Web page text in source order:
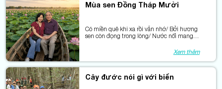
Mùa sen Đồng Tháp Mười
Có miền quê khi xa rồi vẫn nhớ/ Bởi hương
sen còn đọng trong lòng/ Nước nổi mang
Xem thêm
Cây đước nói gì với biển